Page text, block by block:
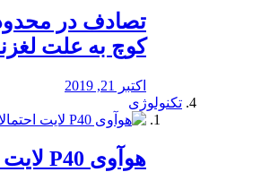
تصادف در
کوچ به علت
اکتبر 21, 2019
تکنولوژی
هوآوی P40 لایت احتمالا موبا